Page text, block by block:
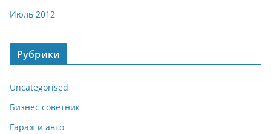
Июль 2012
Рубрики
Uncategorised
Бизнес советник
Гараж и авто